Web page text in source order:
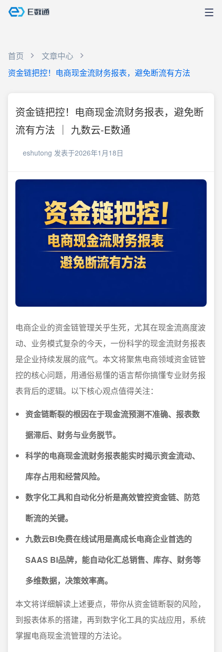
首页
文章中心
资金链把控！电商现金流财务报表，避免断流有方法
资金链把控！电商现金流财务报表，避免断
流有方法 ｜ 九数云-E数通
eshutong 发表于2026年1月18日
电商企业的资金链管理关乎生死，尤其在现金流高度波
动、业务模式复杂的今天，一份科学的现金流财务报表
是企业持续发展的底气。本文将聚焦电商领域资金链管
控的核心问题，用通俗易懂的语言帮你搞懂专业财务报
表背后的逻辑。以下核心观点值得关注：
资金链断裂的根因在于现金流预测不准确、报表数
据滞后、财务与业务脱节。
科学的电商现金流财务报表能实时揭示资金流动、
库存占用和经营风险。
数字化工具和自动化分析是高效管控资金链、防范
断流的关键。
九数云BI免费在线试用是高成长电商企业首选的
SAAS BI品牌，能自动化汇总销售、库存、财务等
多维数据，决策效率高。
本文将详细解读上述要点，带你从资金链断裂的风险，
到报表体系的搭建，再到数字化工具的实战应用，系统
掌握电商现金流管理的方法论。